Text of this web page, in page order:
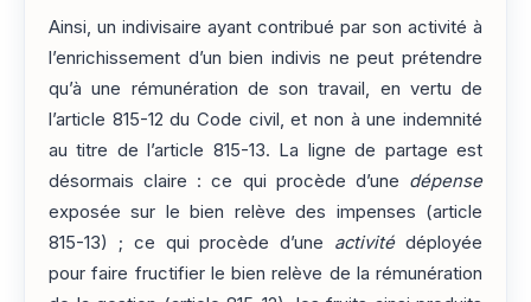
Ainsi, un indivisaire ayant contribué par son activité à
l’enrichissement d’un bien indivis ne peut prétendre
qu’à une rémunération de son travail, en vertu de
l’article 815-12 du Code civil, et non à une indemnité
au titre de l’article 815-13. La ligne de partage est
désormais claire : ce qui procède d’une dépense
exposée sur le bien relève des impenses (article
815-13) ; ce qui procède d’une activitédéployée
pour faire fructifier le bien relève de la rémunération